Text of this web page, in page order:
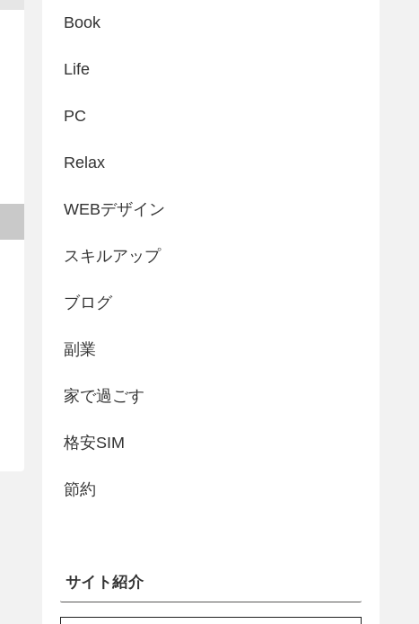
Book
Life
PC
Relax
WEBデザイン
スキルアップ
ブログ
副業
家で過ごす
格安SIM
節約
サイト紹介